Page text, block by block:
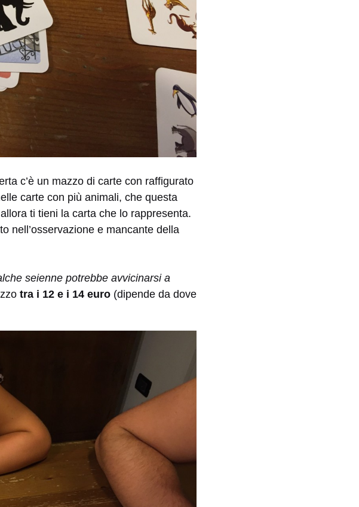
c’è un mazzo di carte con raffigurato
carte con più animali, che questa
ti tieni la carta che lo rappresenta.
nell’osservazione e mancante della
seienne potrebbe avvicinarsi a
tra i 12 e i 14 euro (dipende da dove